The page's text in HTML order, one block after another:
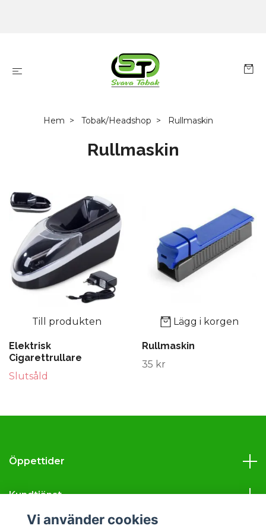
Hem Tobak/Headshop Rullmaskin
Rullmaskin
Till produkten
Elektrisk
Cigarettrullare
Slutsåld
Lägg i korgen
Rullmaskin
35 kr
Öppettider
Kundtjänst
Läs mer
Vi använder cookies